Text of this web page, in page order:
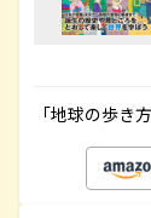
「地球の歩き